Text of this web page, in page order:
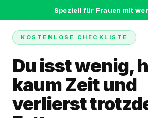
Inhalt
springen
Speziell für Frauen mit
KOSTENLOSE CHECKLISTE
Du isst wenig,
kaum Zeit und
verlierst